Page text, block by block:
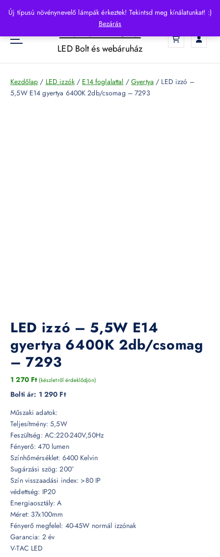
Új típusú növénynevelő lámpák érkeztek! Tekintsd meg kínálatunkat! :)
Bezárás
p
o
HelloLED.hu
LED Bolt és webáruház
Kezdőlap / LED izzók/ E14 foglalattal / Gyertya / LED izzó –
5,5W E14 gyertya 6400K 2db/csomag – 7293
LED izzó – 5,5W E14
gyertya 6400K 2db/csomag
– 7293
1 270 Ft (készletről érdeklődjön)
Bolti ár: 1 290 Ft
Műszaki adatok:
Teljesítmény: 5,5W
Feszültség: AC:220-240V,50Hz
Fényerő: 470 lumen
Színhőmérséklet: 6400 Kelvin
Sugárzási szög: 200°
Szín visszaadási index: >80 IP
védettség: IP20
Energiaosztály: A
Méret: 37x100mm
Fényerő megfelel: 40-45W normál izzónak
Garancia: 2 év
V-TAC LED